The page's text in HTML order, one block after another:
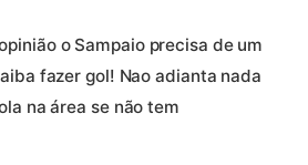
o Sampaio precisa de um
fazer gol! Nao adianta nada
na área se não tem